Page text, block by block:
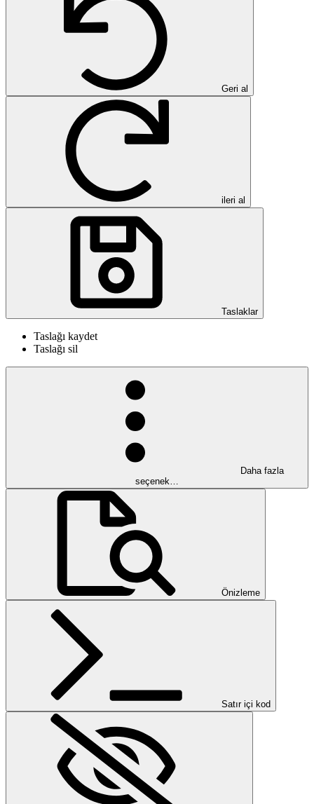
Geri al
ileri al
Taslaklar
Taslağı kaydet
Taslağı sil
Daha fazla
seçenek…
Önizleme
Satır içi kod